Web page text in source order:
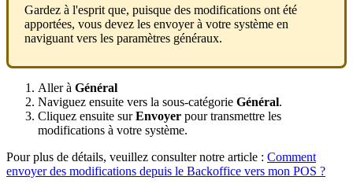
Gardez à l'esprit que, puisque des modifications ont été
apportées, vous devez les envoyer à votre système en
naviguant vers les paramètres généraux.
Aller à Général
Naviguez ensuite vers la sous-catégorie Général.
Cliquez ensuite surEnvoyer pour transmettre les
modifications à votre système.
Pour plus de détails, veuillez consulter notre article : Comment
envoyer des modifications depuis le Backoffice vers mon POS ?